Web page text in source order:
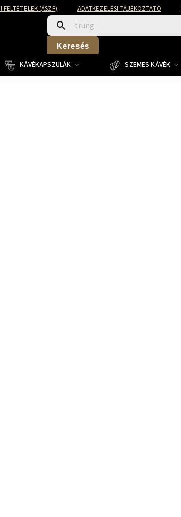
FELTÉTELEK (ÁSZF) ADATKEZELÉSI TÁJÉKOZTATÓ
Keresés
KÁVÉKAPSZULÁK SZEMES KÁVÉK